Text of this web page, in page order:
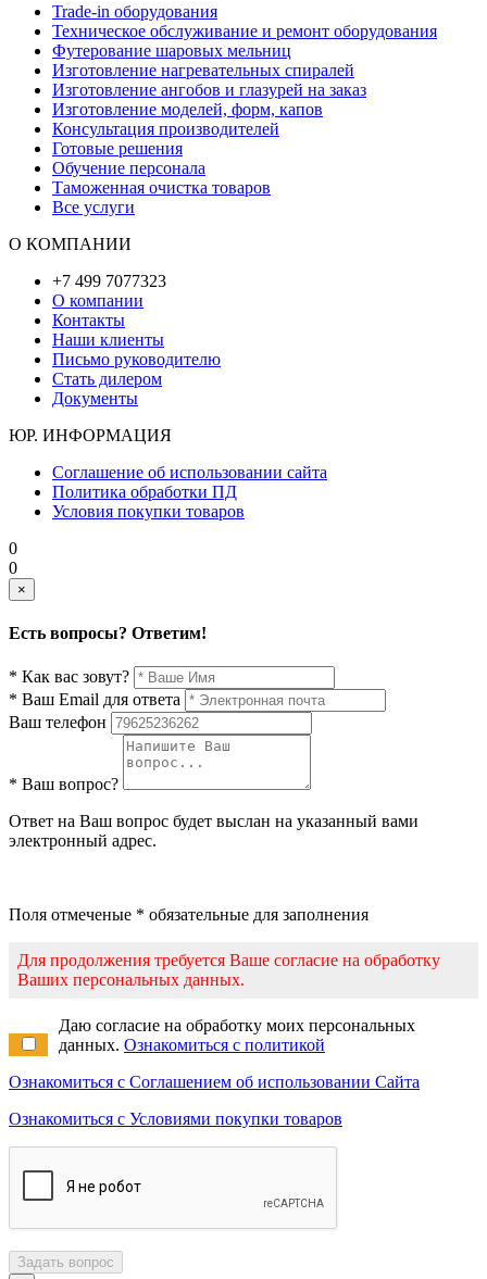
Trade-in оборудования
Техническое обслуживание и ремонт оборудования
Футерование шаровых мельниц
Изготовление нагревательных спиралей
Изготовление ангобов и глазурей на заказ
Изготовление моделей, форм, капов
Консультация производителей
Готовые решения
Обучение персонала
Таможенная очистка товаров
Все услуги
О КОМПАНИИ
+7 499 7077323
О компании
Контакты
Наши клиенты
Письмо руководителю
Стать дилером
Документы
ЮР. ИНФОРМАЦИЯ
Соглашение об использовании сайта
Политика обработки ПД
Условия покупки товаров
0
0
×
Есть вопросы? Ответим!
* Как вас зовут?
* Ваш Email для ответа
Ваш телефон
* Ваш вопрос?
Ответ на Ваш вопрос будет выслан на указанный вами
электронный адрес.
Поля отмеченые * обязательные для заполнения
Для продолжения требуется Ваше согласие на обработку
Ваших персональных данных.
Даю согласие на обработку моих персональных
данных. Ознакомиться с политикой
Ознакомиться с Соглашением об использовании Сайта
Ознакомиться с Условиями покупки товаров
Задать вопрос